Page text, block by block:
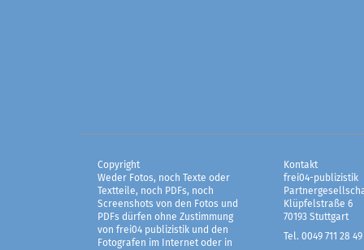
Copyright
Weder Fotos, noch Texte oder
Textteile, noch PDFs, noch
Screenshots von den Fotos und
PDFs dürfen ohne Zustimmung
von frei04 publizistik und den
Fotografen im Internet oder in
Kontakt
frei04-publizistik
Klüpfelstraße 6
70193 Stuttgart
Tel. 0049 711 28 49